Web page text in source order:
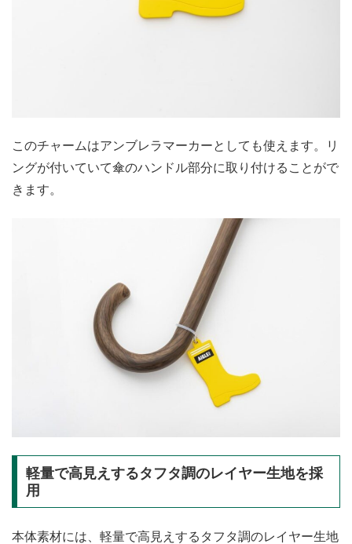
このチャームはアンブレラマーカーとしても使えます。リ
ングが付いていて傘のハンドル部分に取り付けることがで
きます。
軽量で高見えするタフタ調のレイヤー生地を採
用
本体素材には、軽量で高見えするタフタ調のレイヤー生地